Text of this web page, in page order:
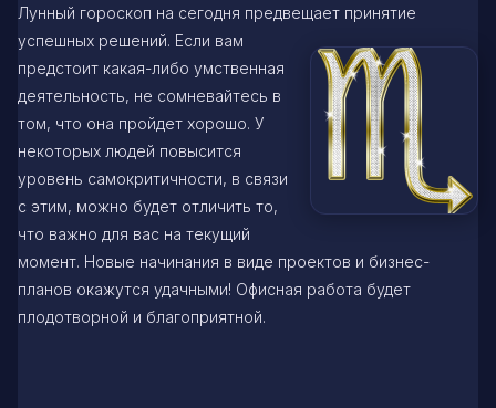
Лунный гороскоп на сегодня предвещает принятие
успешных решений. Если вам
предстоит какая-либо умственная
деятельность, не сомневайтесь в
том, что она пройдет хорошо. У
некоторых людей повысится
уровень самокритичности, в связи
с этим, можно будет отличить то,
что важно для вас на текущий
момент. Новые начинания в виде проектов и бизнес-
планов окажутся удачными! Офисная работа будет
плодотворной и благоприятной.